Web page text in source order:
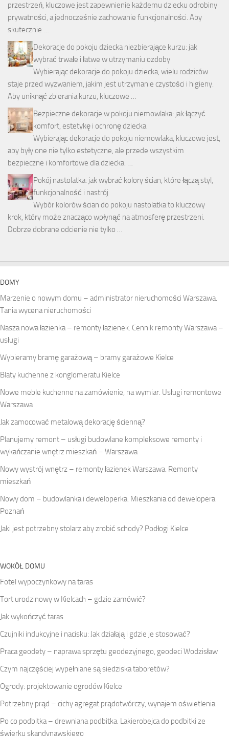
przestrzeń, kluczowe jest zapewnienie każdemu dziecku odrobiny
prywatności, a jednocześnie zachowanie funkcjonalności. Aby
skutecznie …
Dekoracje do pokoju dziecka niezbierające kurzu: jak
wybrać trwałe i łatwe w utrzymaniu ozdoby
Wybierając dekoracje do pokoju dziecka, wielu rodziców
staje przed wyzwaniem, jakim jest utrzymanie czystości i higieny.
Aby uniknąć zbierania kurzu, kluczowe …
Bezpieczne dekoracje w pokoju niemowlaka: jak łączyć
komfort, estetykę i ochronę dziecka
Wybierając dekoracje do pokoju niemowlaka, kluczowe jest,
aby były one nie tylko estetyczne, ale przede wszystkim
bezpieczne i komfortowe dla dziecka. …
Pokój nastolatka: jak wybrać kolory ścian, które łączą styl,
funkcjonalność i nastrój
Wybór kolorów ścian do pokoju nastolatka to kluczowy
krok, który może znacząco wpłynąć na atmosferę przestrzeni.
Dobrze dobrane odcienie nie tylko …
DOMY
Marzenie o nowym domu – administrator nieruchomości Warszawa.
Tania wycena nieruchomości
Nasza nowa łazienka – remonty łazienek. Cennik remonty Warszawa –
usługi
Wybieramy bramę garażową – bramy garażowe Kielce
Blaty kuchenne z konglomeratu Kielce
Nowe meble kuchenne na zamówienie, na wymiar. Usługi remontowe
Warszawa
Jak zamocować metalową dekorację ścienną?
Planujemy remont – usługi budowlane kompleksowe remonty i
wykańczanie wnętrz mieszkań – Warszawa
Nowy wystrój wnętrz – remonty łazienek Warszawa. Remonty
mieszkań
Nowy dom – budowlanka i deweloperka. Mieszkania od dewelopera
Poznań
Jaki jest potrzebny stolarz aby zrobić schody? Podłogi Kielce
WOKÓŁ DOMU
Fotel wypoczynkowy na taras
Tort urodzinowy w Kielcach – gdzie zamówić?
Jak wykończyć taras
Czujniki indukcyjne i nacisku: Jak działają i gdzie je stosować?
Praca geodety – naprawa sprzętu geodezyjnego, geodeci Wodzisław
Czym najczęściej wypełniane są siedziska taboretów?
Ogrody: projektowanie ogrodów Kielce
Potrzebny prąd – cichy agregat prądotwórczy, wynajem oświetlenia
Po co podbitka – drewniana podbitka. Lakierobejca do podbitki ze
świerku skandynawskiego